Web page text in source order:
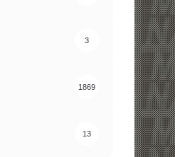
3
1869
13